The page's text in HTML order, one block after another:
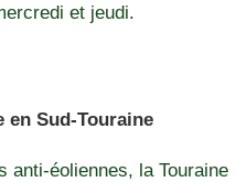
et jeudi.
en Sud-Touraine
anti-éoliennes, la Touraine